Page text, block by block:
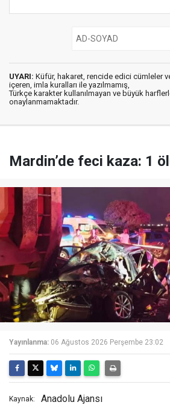
UYARI: Küfür, hakaret, rencide edici cümleler
içeren, imla kuralları ile yazılmamış,
Türkçe karakter kullanılmayan ve büyük
onaylanmamaktadır.
Mardin’de feci kaza: 1
Yayınlanma: 06 Ağustos 2026 Perşembe 23:02
Kaynak: Anadolu Ajansı